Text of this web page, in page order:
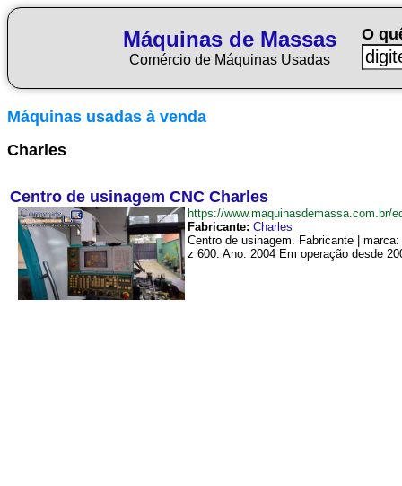
Máquinas de Massas
Comércio de Máquinas Usadas
O
Máquinas usadas à venda
Charles
Centro de usinagem CNC Charles
https://www.maquinasdemassa.com.br/
Fabricante: Charles
Centro de usinagem. Fabricante |
z 600. Ano: 2004 Em operação desde